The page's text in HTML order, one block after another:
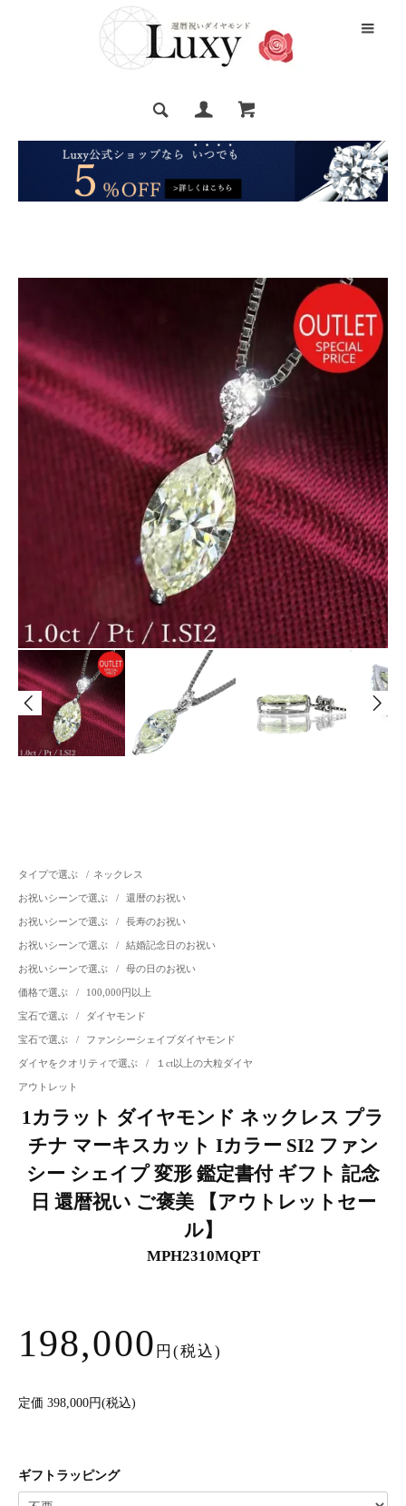
タイプで選ぶ / ネックレス
お祝いシーンで選ぶ / 還暦のお祝い
お祝いシーンで選ぶ / 長寿のお祝い
お祝いシーンで選ぶ / 結婚記念日のお祝い
お祝いシーンで選ぶ / 母の日のお祝い
価格で選ぶ / 100,000円以上
宝石で選ぶ / ダイヤモンド
宝石で選ぶ / ファンシーシェイプダイヤモンド
ダイヤをクオリティで選ぶ / １ct以上の大粒ダイヤ
アウトレット
1カラット ダイヤモンド ネックレス プラ
チナ マーキスカット Iカラー SI2 ファン
シー シェイプ 変形 鑑定書付 ギフト 記念
日 還暦祝い ご褒美 【アウトレットセー
ル】
MPH2310MQPT
198,000 円(税込)
定価 398,000円(税込)
ギフトラッピング